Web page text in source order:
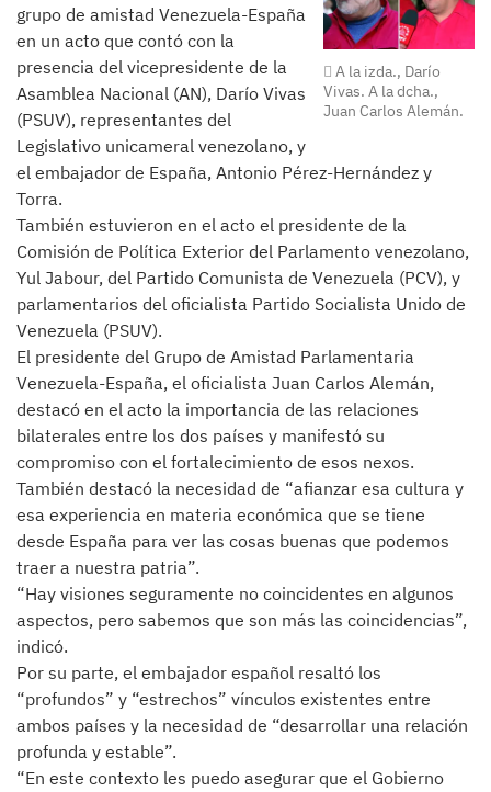
A la izda., Darío
Vivas. A la dcha.,
Juan Carlos Alemán.
grupo de amistad Venezuela-España
en un acto que contó con la
presencia del vicepresidente de la
Asamblea Nacional (AN), Darío Vivas
(PSUV), representantes del
Legislativo unicameral venezolano, y
el embajador de España, Antonio Pérez-Hernández y
Torra.
También estuvieron en el acto el presidente de la
Comisión de Política Exterior del Parlamento venezolano,
Yul Jabour, del Partido Comunista de Venezuela (PCV), y
parlamentarios del oficialista Partido Socialista Unido de
Venezuela (PSUV).
El presidente del Grupo de Amistad Parlamentaria
Venezuela-España, el oficialista Juan Carlos Alemán,
destacó en el acto la importancia de las relaciones
bilaterales entre los dos países y manifestó su
compromiso con el fortalecimiento de esos nexos.
También destacó la necesidad de “afianzar esa cultura y
esa experiencia en materia económica que se tiene
desde España para ver las cosas buenas que podemos
traer a nuestra patria”.
“Hay visiones seguramente no coincidentes en algunos
aspectos, pero sabemos que son más las coincidencias”,
indicó.
Por su parte, el embajador español resaltó los
“profundos” y “estrechos” vínculos existentes entre
ambos países y la necesidad de “desarrollar una relación
profunda y estable”.
“En este contexto les puedo asegurar que el Gobierno